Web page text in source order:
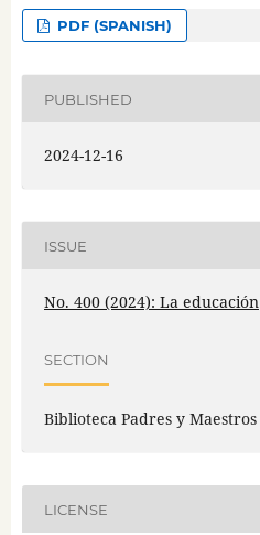
PDF (SPANISH)
PUBLISHED
2024-12-16
ISSUE
No. 400 (2024): La educación
SECTION
Biblioteca Padres y Maestros
LICENSE